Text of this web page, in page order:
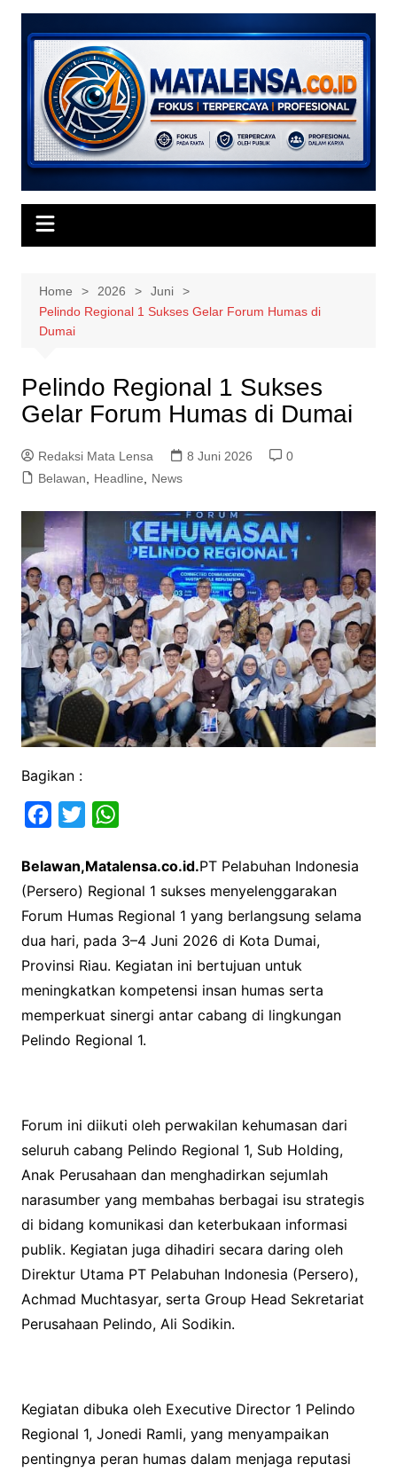
Skip
content
Home 2026
Juni
Pelindo Regional 1 Sukses Gelar Forum Humas di
Dumai
Pelindo Regional 1 Sukses
Gelar Forum Humas di Dumai
Redaksi Mata Lensa 8 Juni 2026
0
Belawan
Headline News
Bagikan :
c
e
b
o
o
k
i
t
t
e
r
a
t
s
A
p
p
Belawan,Matalensa.co.id.PT Pelabuhan Indonesia
(Persero) Regional 1 sukses menyelenggarakan
Forum Humas Regional 1 yang berlangsung selama
dua hari, pada 3–4 Juni 2026 di Kota Dumai,
Provinsi Riau. Kegiatan ini bertujuan untuk
meningkatkan kompetensi insan humas serta
memperkuat sinergi antar cabang di lingkungan
Pelindo Regional 1.
Forum ini diikuti oleh perwakilan kehumasan dari
seluruh cabang Pelindo Regional 1, Sub Holding,
Anak Perusahaan dan menghadirkan sejumlah
narasumber yang membahas berbagai isu strategis
di bidang komunikasi dan keterbukaan informasi
publik. Kegiatan juga dihadiri secara daring oleh
Direktur Utama PT Pelabuhan Indonesia (Persero),
Achmad Muchtasyar, serta Group Head Sekretariat
Perusahaan Pelindo, Ali Sodikin.
Kegiatan dibuka oleh Executive Director 1 Pelindo
Regional 1, Jonedi Ramli, yang menyampaikan
pentingnya peran humas dalam menjaga reputasi